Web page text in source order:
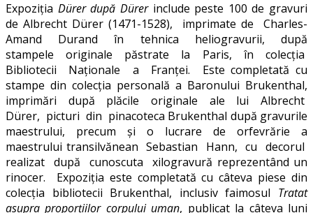
Expoziţia Dürer după Dürerinclude peste 100 de gravuri
de Albrecht Dürer (1471-1528), imprimate de Charles-
Amand Durand în tehnica heliogravurii, după
stampele originale păstrate la Paris, în colecţia
Bibliotecii Naţionale a Franţei. Este completată cu
stampe din colecţia personală a Baronului Brukenthal,
imprimări după plăcile originale ale lui Albrecht
Dürer, picturi din pinacoteca Brukenthal după gravurile
maestrului, precum şi o lucrare de orfevrărie a
maestrului transilvănean Sebastian Hann, cu decorul
realizat după cunoscuta xilogravură reprezentând un
rinocer. Expoziția este completată cu câteva piese din
colecția bibliotecii Brukenthal, inclusiv faimosul Tratat
asupra proporțiilor corpului uman, publicat la câteva luni